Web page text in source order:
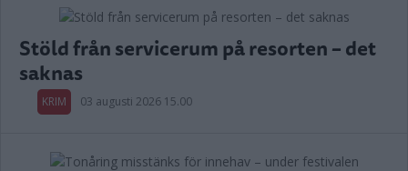
Stöld från servicerum på resorten – det
saknas
KRIM 03 augusti 2026 15.00